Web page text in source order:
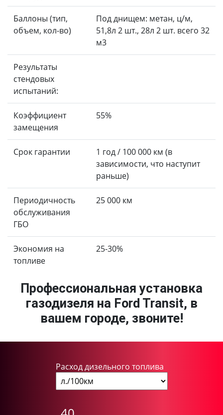
Баллоны (тип,
объем, кол-во)
Под днищем: метан, ц/м,
51,8л 2 шт., 28л 2 шт. всего 32
м3
Результаты
стендовых
испытаний:
Коэффициент
замещения
55%
Срок гарантии
1 год / 100 000 км (в
зависимости, что наступит
раньше)
Периодичность
обслуживания
ГБО
25 000 км
Экономия на
топливе
25-30%
Профессиональная установка
газодизеля на Ford Transit, в
вашем городе, звоните!
Расход дизельного топлива